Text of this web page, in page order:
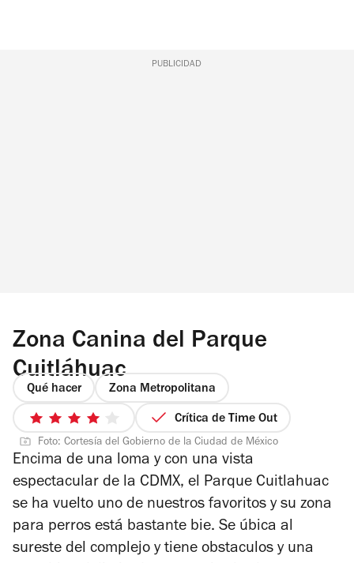
PUBLICIDAD
Zona Canina del Parque
Cuitláhuac
Qué hacer Zona Metropolitana
4
de
5
estrellas
Crítica de Time Out
Foto: Cortesía del Gobierno de la Ciudad de México
Encima de una loma y con una vista
espectacular de la CDMX, el Parque Cuitlahuac
se ha vuelto uno de nuestros favoritos y su zona
para perros está bastante bie. Se úbica al
sureste del complejo y tiene obstaculos y una